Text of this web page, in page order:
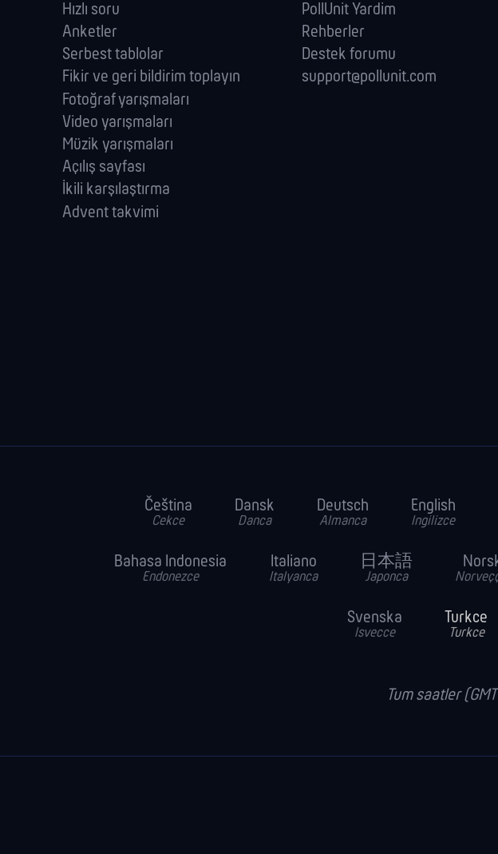
Hızlı soru
Anketler
Serbest tablolar
Fikir ve geri bildirim toplayın
Fotoğraf yarışmaları
Video yarışmaları
Müzik yarışmaları
Açılış sayfası
İkili karşılaştırma
Advent takvimi
PollUnit Yardim
Rehberler
Destek forumu
support@pollunit.com
Čeština
Cekce
Dansk
Danca
Deutsch
Almanca
English
Ingilizce
Bahasa Indonesia
Endonezce
Italiano
Italyanca
日本語
Japonca
Svenska
Isvecce
Turkce
Turkce
Tum saatler